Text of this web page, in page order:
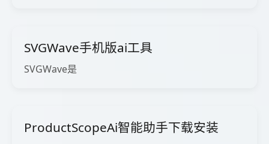
SVGWave手机版ai工具
SVGWave是
ProductScopeAi智能助手下载安装